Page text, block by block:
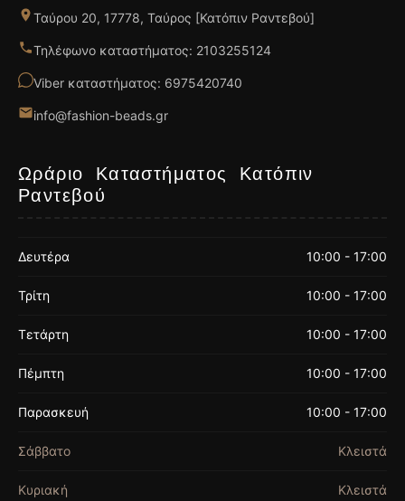
Ταύρου 20, 17778, Ταύρος [Κατόπιν Ραντεβού]
Τηλέφωνο καταστήματος: 2103255124
Viber καταστήματος: 6975420740
info@fashion-beads.gr
Ωράριο Καταστήματος Κατόπιν
Ραντεβού
Δευτέρα 10:00 - 17:00
Τρίτη 10:00 - 17:00
Τετάρτη 10:00 - 17:00
Πέμπτη 10:00 - 17:00
Παρασκευή 10:00 - 17:00
Σάββατο Κλειστά
Κυριακή Κλειστά